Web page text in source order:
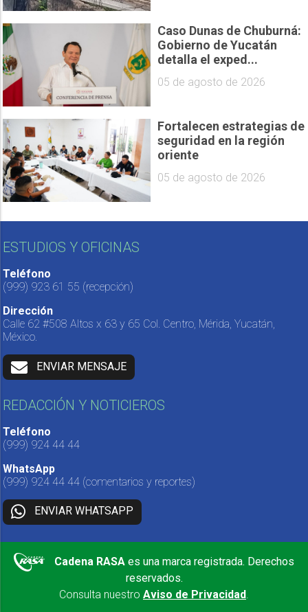
Caso Dunas de Chuburná:
Gobierno de Yucatán
detalla el exped...
05 de agosto de 2026
Fortalecen estrategias de
seguridad en la región
oriente
05 de agosto de 2026
ESTUDIOS Y OFICINAS
Teléfono
(999) 923 61 55 (recepción)
Dirección
Calle 62 #508 Altos x 63 y 65 Col. Centro, Mérida, Yucatán,
México.
ENVIAR MENSAJE
REDACCIÓN Y NOTICIEROS
Teléfono
(999) 924 44 44
WhatsApp
(999) 924 44 44 (comentarios y reportes)
ENVIAR WHATSAPP
Cadena RASA es una marca registrada. Derechos
reservados.
Consulta nuestro Aviso de Privacidad